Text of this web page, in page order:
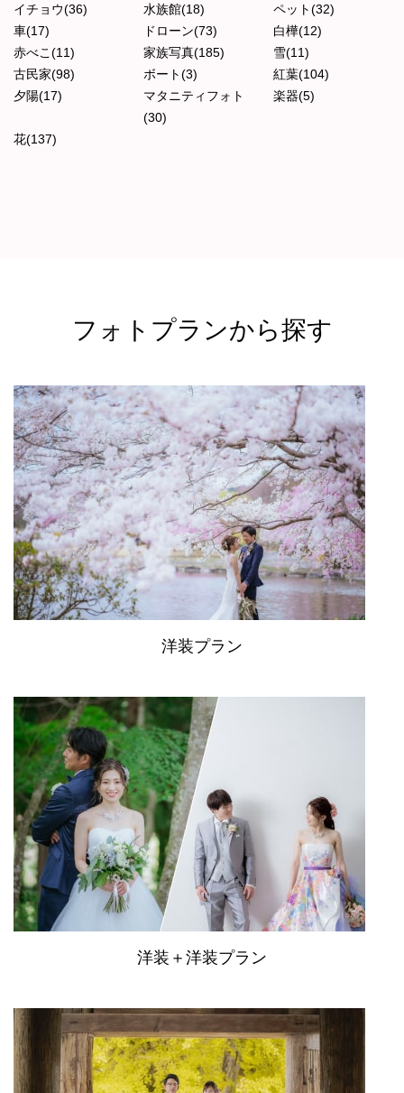
イチョウ(36)
水族館(18)
ペット(32)
車(17)
ドローン(73)
白樺(12)
赤べこ(11)
家族写真(185)
雪(11)
古民家(98)
ボート(3)
紅葉(104)
夕陽(17)
マタニティフォト
(30)
楽器(5)
花(137)
フォトプランから探す
洋装プラン
洋装＋洋装プラン